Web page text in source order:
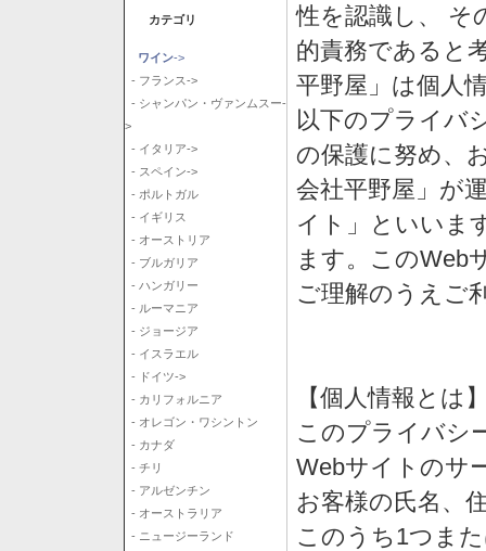
カテゴリ
ワイン->
- フランス->
- シャンパン・ヴァンムスー-
>
- イタリア->
- スペイン->
- ポルトガル
- イギリス
- オーストリア
- ブルガリア
- ハンガリー
- ルーマニア
- ジョージア
- イスラエル
- ドイツ->
- カリフォルニア
- オレゴン・ワシントン
- カナダ
- チリ
- アルゼンチン
- オーストラリア
- ニュージーランド
性を認識し、 そ
的責務であると
平野屋」は個人
以下のプライバ
の保護に努め、
会社平野屋」が
イト」といいま
ます。このWeb
ご理解のうえご
【個人情報とは
このプライバシ
Webサイトのサ
お客様の氏名、
このうち1つま